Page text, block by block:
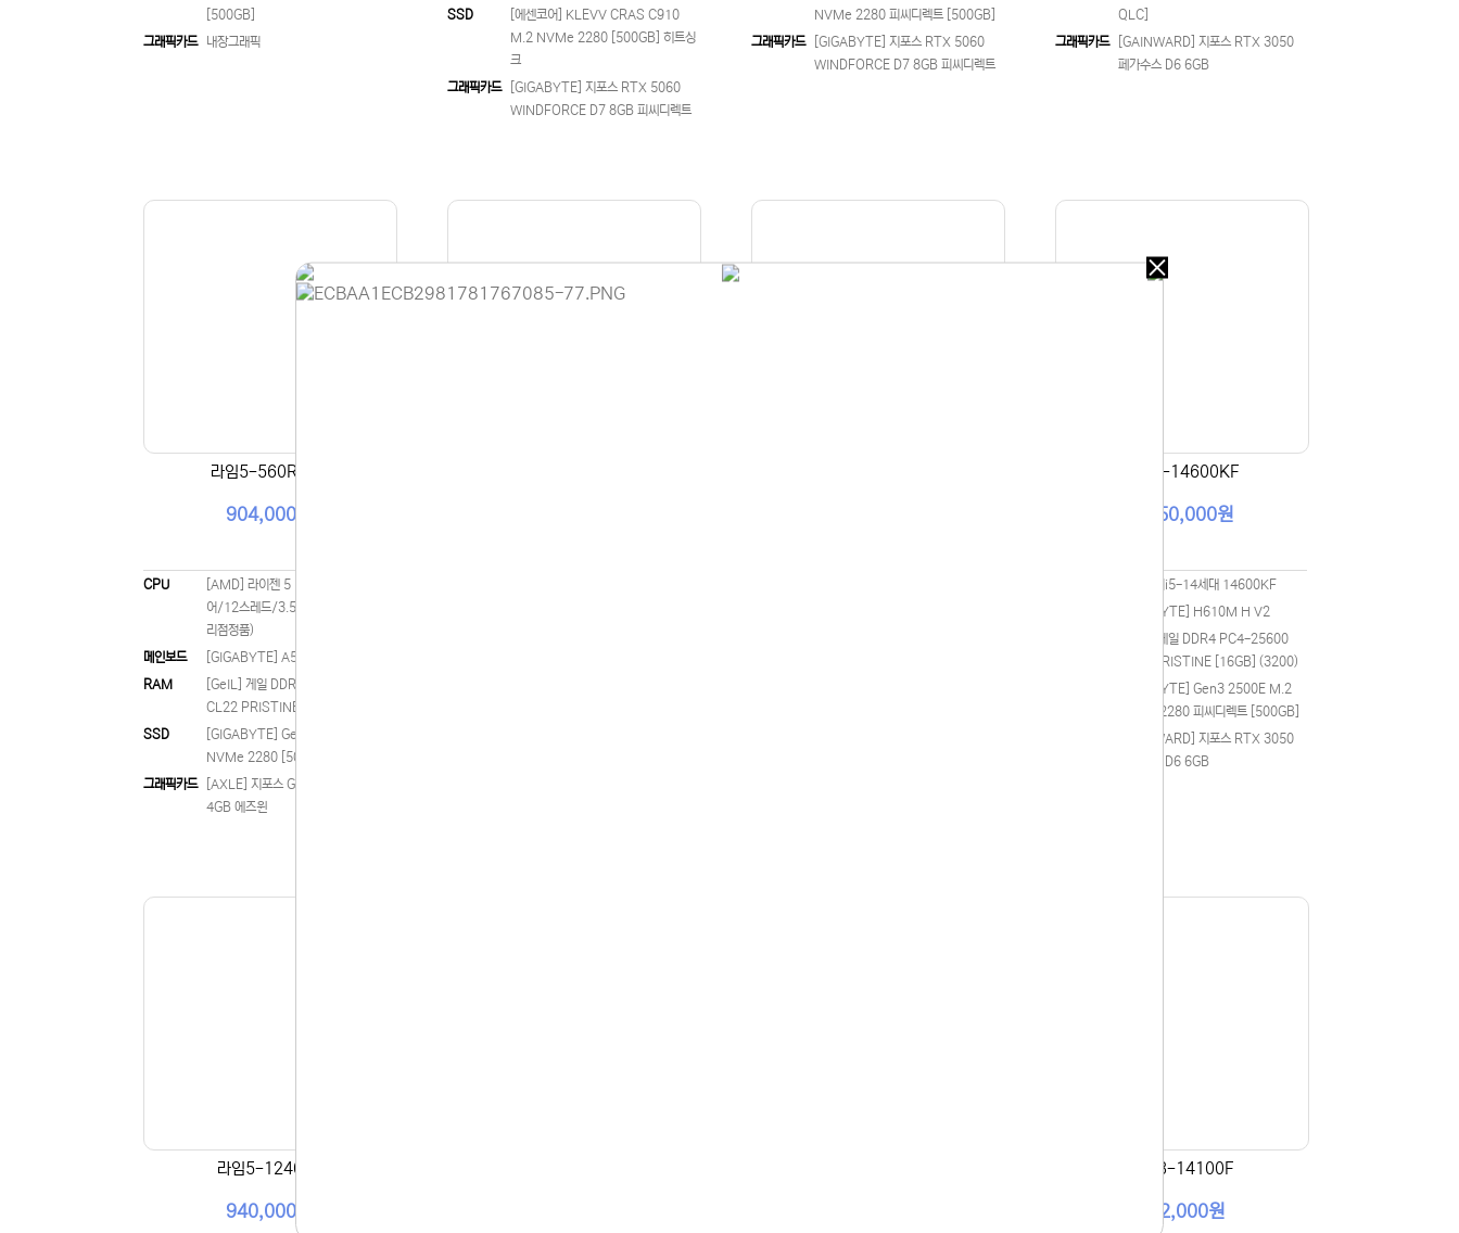
[500GB]
그래픽카드
내장그래픽
SSD
[에센코어] KLEVV CRAS C910
M.2 NVMe 2280 [500GB] 히트싱
크
그래픽카드
[GIGABYTE] 지포스 RTX 5060
WINDFORCE D7 8GB 피씨디렉트
NVMe 2280 피씨디렉트 [500GB]
그래픽카드
[GIGABYTE] 지포스 RTX 5060
WINDFORCE D7 8GB 피씨디렉트
QLC]
그래픽카드
[GAINWARD] 지포스 RTX 3050
페가수스 D6 6GB
라임5-560RX31
904,000원
CPU
[AMD] 라이젠 5 버미어 5600 (6코
어/12스레드/3.5GHz/쿨러포함/대
리점정품)
메인보드
[GIGABYTE] A520M K V2
RAM
[GeIL] 게일 DDR4 PC4-25600
CL22 PRISTINE [16GB] (3200)
SSD
[GIGABYTE] Gen3 2500E M.2
NVMe 2280 [500GB]
그래픽카드
[AXLE] 지포스 GTX1050 Ti D5
4GB 에즈윈
라임5-14600KF
1,250,000원
인텔 코어i5-14세대 14600KF
[GIGABYTE] H610M H V2
[GeIL] 게일 DDR4 PC4-25600
CL22 PRISTINE [16GB] (3200)
[GIGABYTE] Gen3 2500E M.2
NVMe 2280 피씨디렉트 [500GB]
[GAINWARD] 지포스 RTX 3050
페가수스 D6 6GB
라임5-12400F
940,000원
라임3-14100F
592,000원
오늘